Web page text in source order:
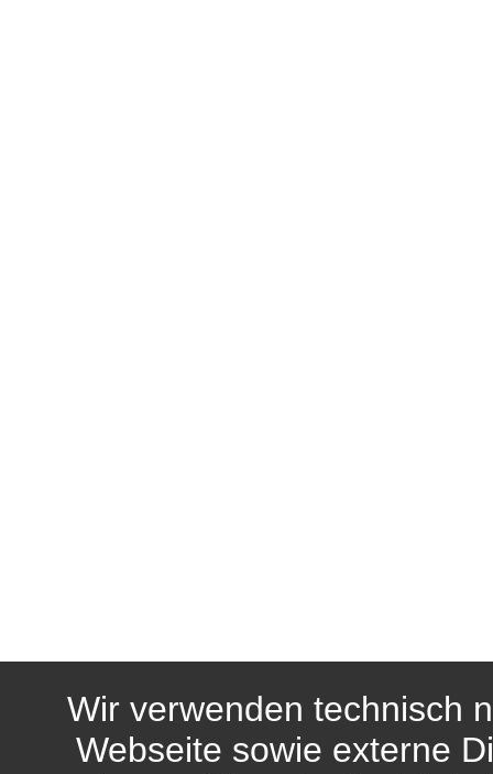
Wir verwenden technisch
Webseite sowie externe